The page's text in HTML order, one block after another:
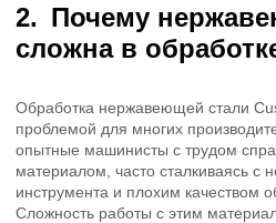
Почему
сложна в
Обработка нержавеющей стали
проблемой для многих
опытные машинисты с трудом
материалом, часто сталкиваясь
инструмента и плохим качеством
Сложность работы с этим